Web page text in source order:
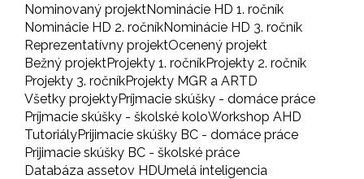
Nominovaný projektNominácie HD 1. ročník
Nominácie HD 2. ročníkNominácie HD 3. ročník
Reprezentatívny projektOcenený projekt
Bežný projektProjekty 1. ročníkProjekty 2. ročník
Projekty 3. ročníkProjekty MGR a ARTD
Všetky projektyPríjmacie skúšky - domáce práce
Príjmacie skúšky - školské koloWorkshop AHD
TutoriályPrijimacie skúšky BC - domáce práce
Prijimacie skúšky BC - školské práce
Databáza assetov HDUmelá inteligencia